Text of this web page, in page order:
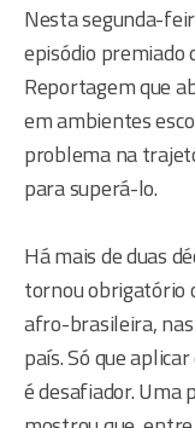
Nesta segunda-
episódio premiado
Reportagem que
em ambientes
problema na
para superá-lo.
Há mais de duas
tornou obrigatório
afro-brasileira,
país. Só que
é desafiador. Uma